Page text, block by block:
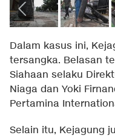
Dalam kasus ini,
tersangka. Belasan
Siahaan selaku
Niaga dan Yoki
Pertamina
Selain itu, Kejagung